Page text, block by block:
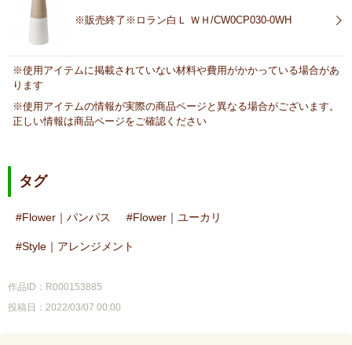
※販売終了※ロラン白Ｌ ＷＨ/CW0CP030-0WH
※使用アイテムに掲載されていない材料や費用がかかっている場合があ
ります
※使用アイテムの情報が実際の商品ページと異なる場合がございます。
正しい情報は商品ページをご確認ください
タグ
Flower｜パンパス Flower｜ユーカリ
Style｜アレンジメント
作品ID：R000153885
投稿日：2022/03/07 00:00